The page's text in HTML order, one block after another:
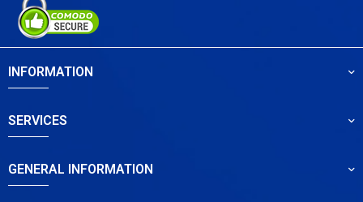
INFORMATION
SERVICES
GENERAL INFORMATION